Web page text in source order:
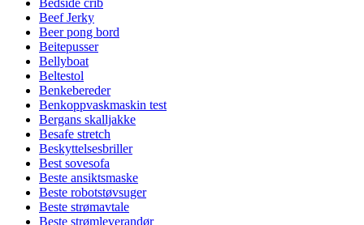
Bedside crib
Beef Jerky
Beer pong bord
Beitepusser
Bellyboat
Beltestol
Benkebereder
Benkoppvaskmaskin test
Bergans skalljakke
Besafe stretch
Beskyttelsesbriller
Best sovesofa
Beste ansiktsmaske
Beste robotstøvsuger
Beste strømavtale
Beste strømleverandør